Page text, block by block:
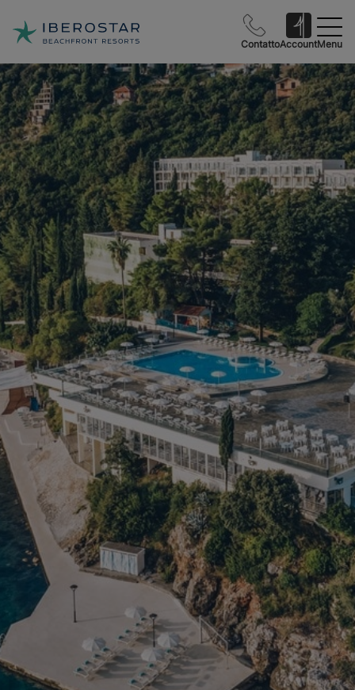
ContattoAccountMenu